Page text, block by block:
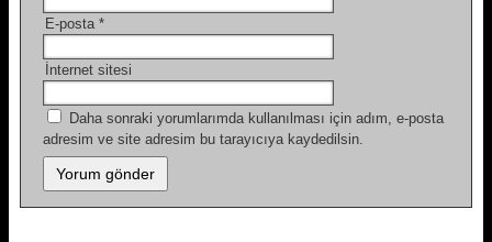
E-posta *
İnternet sitesi
Daha sonraki yorumlarımda kullanılması için adım, e-posta
adresim ve site adresim bu tarayıcıya kaydedilsin.